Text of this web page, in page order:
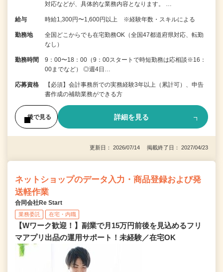
対応などが、具体的な業務内容となります。 …
給与 時給1,300円〜1,600円以上 ※経験年数・スキルによる
勤務地
全国どこからでも在宅勤務OK（全国47都道府県対応、転勤
なし）
勤務時間
9：00〜18：00（9：00スタートで時短勤務は応相談※16：
00までなど） ◎週4日…
応募資格
【必須】会計事務所での実務経験3年以上（累計可）、申告
書作成の補助業務ができる方
後で見る 詳細を見る
更新日： 2026/07/14 掲載終了日： 2027/04/23
ネットショップのデータ入力・商品登録および発
送軽作業
合同会社Re Start
業務委託 在宅・内職
【Wワーク歓迎！】副業で月15万円前後を見込めるフリ
マアプリ出品の運用サポート！未経験／在宅OK